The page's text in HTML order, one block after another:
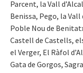
Parcent, la Vall
Benissa, Pego, la
Poble Nou de
Castell de Castells,
el Verger, El Ràfol
Gata de Gorgos,